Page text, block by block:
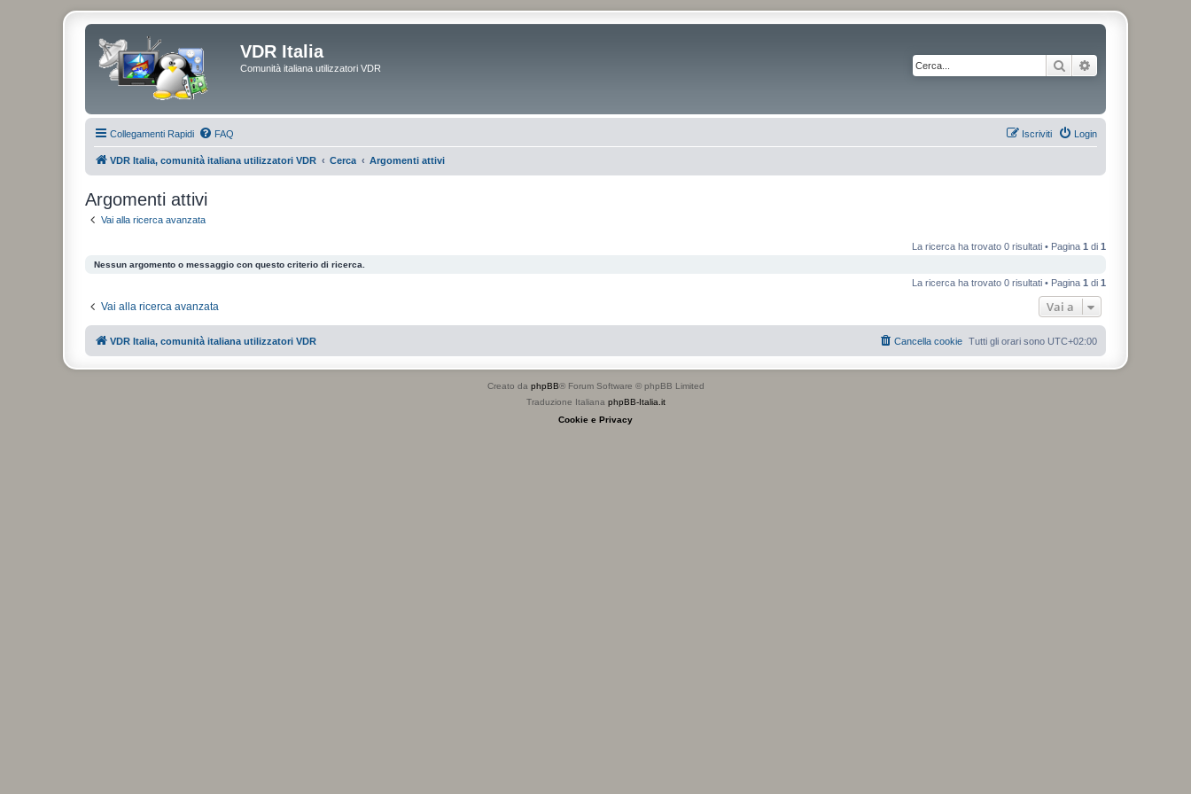
VDR Italia
Comunità italiana utilizzatori VDR Cerca
Collegamenti Rapidi FAQ Login
Iscriviti
VDR Italia, comunità italiana utilizzatori VDR Cerca Argomenti attivi
Argomenti attivi
Vai alla ricerca avanzata
La ricerca ha trovato 0 risultati • Pagina 1 di 1
Nessun argomento o messaggio con questo criterio di ricerca.
La ricerca ha trovato 0 risultati • Pagina 1 di 1
Vai alla ricerca avanzata Vai a
VDR Italia, comunità italiana utilizzatori VDR Tutti gli orari sono UTC+02:00
Cancella cookie
Creato da phpBB® Forum Software © phpBB Limited
Traduzione Italiana phpBB-Italia.it
Cookie e Privacy